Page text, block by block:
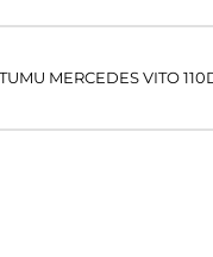
MERCEDES VITO